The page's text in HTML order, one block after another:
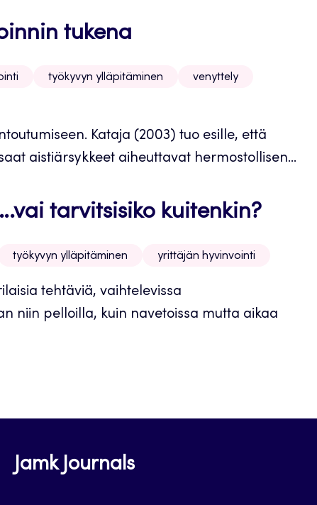
tukena
työkyvyn ylläpitäminen
venyttely
Kataja (2003) tuo esille, että
aistiärsykkeet aiheuttavat hermostollisen...
tarvitsisiko kuitenkin?
työkyvyn ylläpitäminen yrittäjän hyvinvointi
tehtäviä, vaihtelevissa
niin pelloilla, kuin navetoissa mutta aikaa
Jamk Journals